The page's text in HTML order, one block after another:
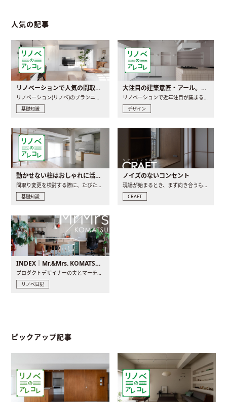
人気の記事
リノベーションで人気の間取りとは？トレンドの間取りと実例を徹底解説
リノベーション(リノベ)のプランニングで一番最初に決めるのは..
基礎知識
大注目の建築意匠・アール。人気の理由と空間に取り入れるポイント
リノベーションで近年注目が集まる建築意匠の一つであるアール..
デザイン
動かせない柱はおしゃれに活用！柱を魅せるリノベーション(リノベ)4選
間取り変更を検討する際に、たびたび皆さんの頭を悩ませる動か..
基礎知識
ノイズのないコンセント
現場が始まるとき、まず向き合うものの一つがコンセントです..
CRAFT
INDEX｜Mr.&Mrs. KOMATSU renovation diary
プロダクトデザイナーの夫とマーチャンダイザーの妻が、夫婦で..
リノベ日記
ピックアップ記事